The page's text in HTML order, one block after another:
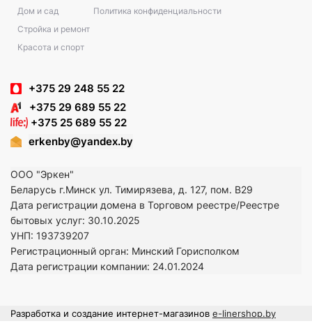
Дом и сад
Стройка и ремонт
Красота и спорт
Политика конфиденциальности
+375 29 248 55 22
+375 29 689 55 22
+375 25 689 55 22
erkenby@yandex.by
ООО "Эркен"
Беларусь г.Минск ул. Тимирязева, д. 127, пом. В29
Дата регистрации домена в Торговом реестре/Реестре
бытовых услуг: 30.10.2025
УНП: 193739207
Регистрационный орган: Минский Горисполком
Дата регистрации компании: 24.01.2024
Разработка и создание интернет-магазинов e-linershop.by